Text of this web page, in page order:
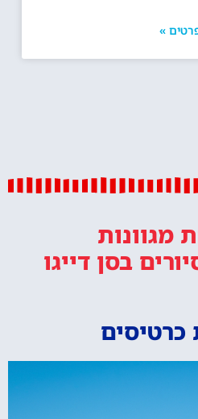
»
מגוונות
בסן דייגו
כרטיסים